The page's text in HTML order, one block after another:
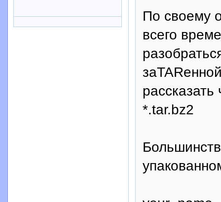
По своему
всего
*.tar.bz2